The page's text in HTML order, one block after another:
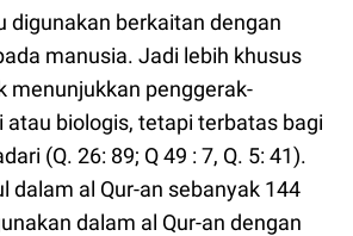
digunakan berkaitan dengan
manusia. Jadi lebih khusus
menunjukkan penggerak-
atau biologis, tetapi terbatas bagi
(Q. 26: 89; Q 49 : 7, Q. 5: 41).
dalam al Qur-an sebanyak 144
dalam al Qur-an dengan